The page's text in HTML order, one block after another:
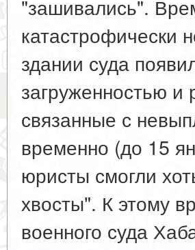
"зашивались".
катастрофически
здании суда
загруженностью
связанные с
временно (до 15
юристы смогли
хвосты". К этому
военного суда